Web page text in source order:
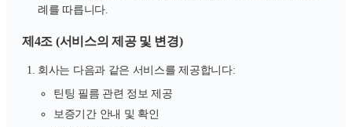
례를 따릅니다.
제4조 (서비스의 제공 및 변경)
회사는 다음과 같은 서비스를 제공합니다:
틴팅 필름 관련 정보 제공
보증기간 안내 및 확인